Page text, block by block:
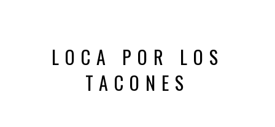
LOCA POR LOS
TACONES